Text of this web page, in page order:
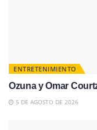
ENTRETENIMIENTO
Ozuna y Omar
5 DE AGOSTO DE 2026